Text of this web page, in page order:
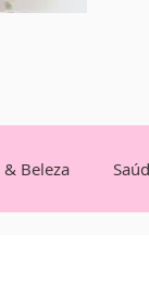
Beleza